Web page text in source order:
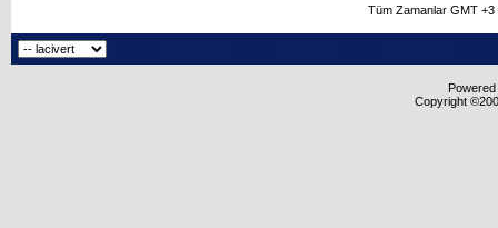
Tüm Zamanlar GMT
Copyright